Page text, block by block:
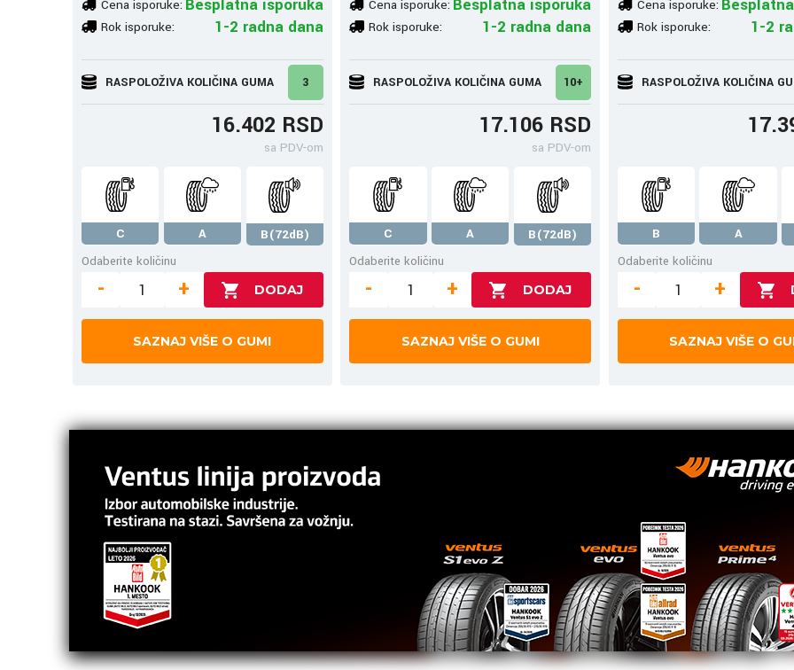
Cena isporuke: Besplatna isporuka
Rok isporuke: 1-2 radna dana
RASPOLOŽIVA KOLIČINA GUMA 3
16.402 RSD
sa PDV-om
C A
B(72dB)
Odaberite količinu
- +
SAZNAJ VIŠE O GUMI
Cena isporuke: Besplatna isporuka
Rok isporuke: 1-2 radna dana
RASPOLOŽIVA KOLIČINA GUMA 10+
17.106 RSD
sa PDV-om
C A
B(72dB)
Odaberite količinu
- +
SAZNAJ VIŠE O GUMI
Cena isporuke:
Rok isporuke: 1-2
RASPOLOŽIVA KOLIČINA
B
A
Odaberite količinu
- +
SAZNAJ VIŠE O